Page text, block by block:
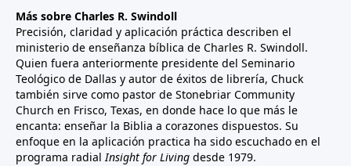
Más sobre Charles R. Swindoll
Precisión, claridad y aplicación práctica describen el
ministerio de enseñanza bíblica de Charles R. Swindoll.
Quien fuera anteriormente presidente del Seminario
Teológico de Dallas y autor de éxitos de librería, Chuck
también sirve como pastor de Stonebriar Community
Church en Frisco, Texas, en donde hace lo que más le
encanta: enseñar la Biblia a corazones dispuestos. Su
enfoque en la aplicación practica ha sido escuchado en el
programa radialInsight for Living desde 1979.